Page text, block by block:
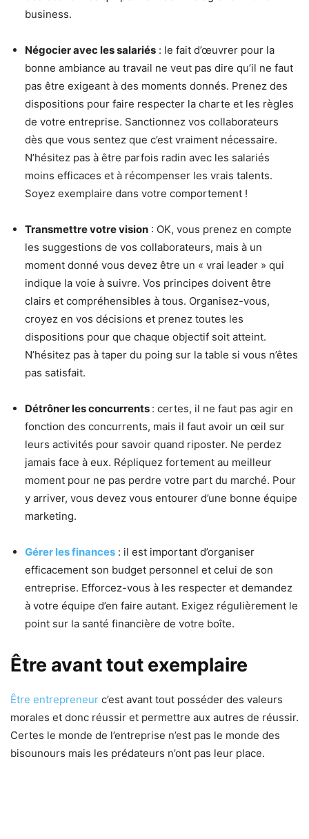
business.
Négocier avec les salariés : le fait d’œuvrer pour la
bonne ambiance au travail ne veut pas dire qu’il ne faut
pas être exigeant à des moments donnés. Prenez des
dispositions pour faire respecter la charte et les règles
de votre entreprise. Sanctionnez vos collaborateurs
dès que vous sentez que c’est vraiment nécessaire.
N’hésitez pas à être parfois radin avec les salariés
moins efficaces et à récompenser les vrais talents.
Soyez exemplaire dans votre comportement !
Transmettre votre vision : OK, vous prenez en compte
les suggestions de vos collaborateurs, mais à un
moment donné vous devez être un « vrai leader » qui
indique la voie à suivre. Vos principes doivent être
clairs et compréhensibles à tous. Organisez-vous,
croyez en vos décisions et prenez toutes les
dispositions pour que chaque objectif soit atteint.
N’hésitez pas à taper du poing sur la table si vous n’êtes
pas satisfait.
Détrôner les concurrents : certes, il ne faut pas agir en
fonction des concurrents, mais il faut avoir un œil sur
leurs activités pour savoir quand riposter. Ne perdez
jamais face à eux. Répliquez fortement au meilleur
moment pour ne pas perdre votre part du marché. Pour
y arriver, vous devez vous entourer d’une bonne équipe
marketing.
Gérer les finances : il est important d’organiser
efficacement son budget personnel et celui de son
entreprise. Efforcez-vous à les respecter et demandez
à votre équipe d’en faire autant. Exigez régulièrement le
point sur la santé financière de votre boîte.
Être avant tout exemplaire
Être entrepreneur c’est avant tout posséder des valeurs
morales et donc réussir et permettre aux autres de réussir.
Certes le monde de l’entreprise n’est pas le monde des
bisounours mais les prédateurs n’ont pas leur place.